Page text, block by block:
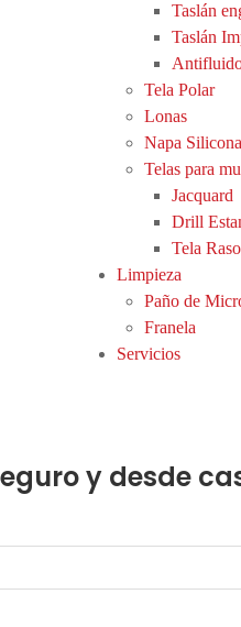
Taslán
Taslán
Tela Polar
Lonas
Napa
Telas para
Jacquard
Drill
Tela Raso
Limpieza
Paño de
Franela
Servicios
y desde